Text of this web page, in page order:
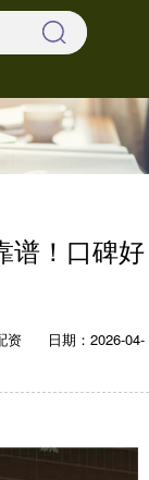
谱！口碑好
资
日期：2026-04-